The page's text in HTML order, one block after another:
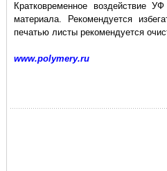
Кратковременное воздействие
материала. Рекомендуется
печатью листы рекомендуется
www.polymery.ru